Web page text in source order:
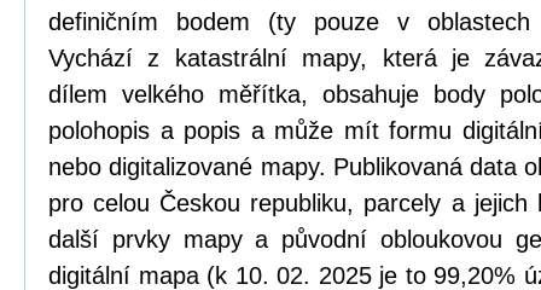
definičním bodem (ty pouze v
Vychází z katastrální mapy, která je
dílem velkého měřítka, obsahuje body
polohopis a popis a může mít formu
nebo digitalizované mapy. Publikovaná data
pro celou Českou republiku, parcely a jejich
další prvky mapy a původní obloukovou
digitální mapa (k 10. 02. 2025 je to 99,20%